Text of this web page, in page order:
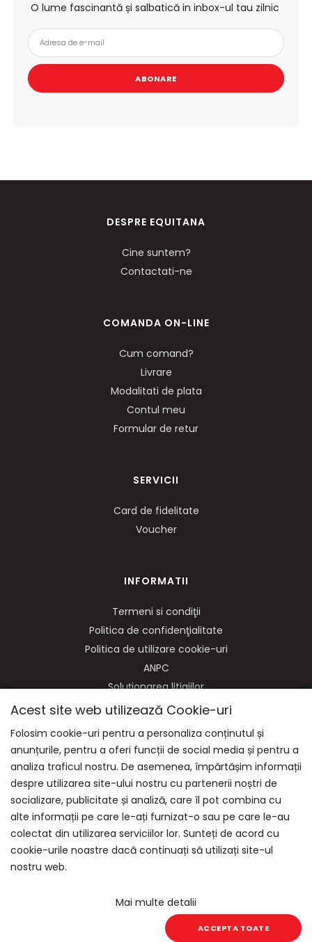
O lume fascinantă și salbatică in inbox-ul tau zilnic
ABONARE
DESPRE EQUITANA
Cine suntem?
Contactati-ne
COMANDA ON-LINE
Cum comand?
Livrare
Modalitati de plata
Contul meu
Formular de retur
SERVICII
Card de fidelitate
Voucher
INFORMATII
Termeni si condiţii
Politica de confidenţialitate
Politica de utilizare cookie-uri
ANPC
Soluționarea litigiilor
NE GASITI PE:
© 2026 Equitana | Powered by
Acest site web utilizează Cookie-uri
Folosim cookie-uri pentru a personaliza conținutul și
anunțurile, pentru a oferi funcții de social media și pentru a
analiza traficul nostru. De asemenea, împărtășim informații
despre utilizarea site-ului nostru cu partenerii noștri de
socializare, publicitate și analiză, care îl pot combina cu
alte informații pe care le-ați furnizat-o sau pe care le-au
colectat din utilizarea serviciilor lor. Sunteți de acord cu
cookie-urile noastre dacă continuați să utilizați site-ul
nostru web.
Mai multe detalii
ACCEPTA TOATE